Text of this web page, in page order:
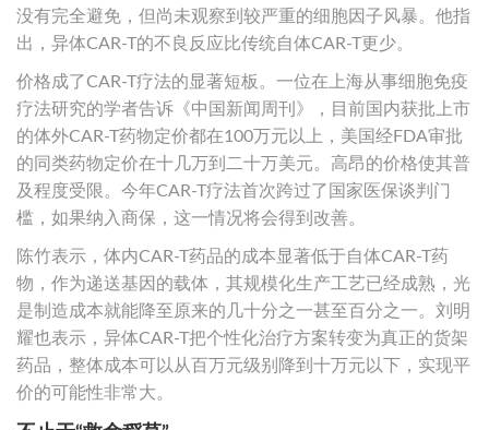
没有完全避免，但尚未观察到较严重的细胞因子风暴。他指
出，异体CAR-T的不良反应比传统自体CAR-T更少。
价格成了CAR-T疗法的显著短板。一位在上海从事细胞免疫
疗法研究的学者告诉《中国新闻周刊》，目前国内获批上市
的体外CAR-T药物定价都在100万元以上，美国经FDA审批
的同类药物定价在十几万到二十万美元。高昂的价格使其普
及程度受限。今年CAR-T疗法首次跨过了国家医保谈判门
槛，如果纳入商保，这一情况将会得到改善。
陈竹表示，体内CAR-T药品的成本显著低于自体CAR-T药
物，作为递送基因的载体，其规模化生产工艺已经成熟，光
是制造成本就能降至原来的几十分之一甚至百分之一。刘明
耀也表示，异体CAR-T把个性化治疗方案转变为真正的货架
药品，整体成本可以从百万元级别降到十万元以下，实现平
价的可能性非常大。